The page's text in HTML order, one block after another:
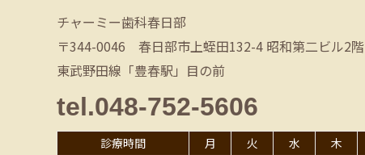
チャーミー歯科春日部
〒344-0046 春日部市上蛭田132-4 昭和第二ビル2階
東武野田線「豊春駅」目の前
tel.048-752-5606
診療時間 月 火 水 木